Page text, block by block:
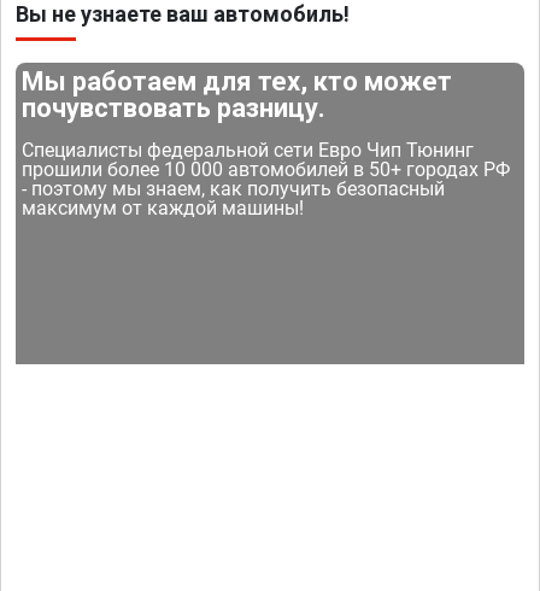
Вы не узнаете ваш автомобиль!
Мы работаем для тех, кто может
почувствовать разницу.
Специалисты федеральной сети Евро Чип Тюнинг
прошили более 10 000 автомобилей в 50+ городах РФ
- поэтому мы знаем, как получить безопасный
максимум от каждой машины!